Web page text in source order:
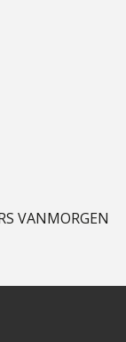
VANMORGEN